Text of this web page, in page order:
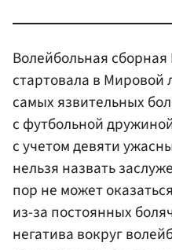
Волейбольная
стартовала в Мировой
самых язвительных
с футбольной
с учетом девяти
нельзя назвать
пор не может
из-за постоянных
негатива вокруг